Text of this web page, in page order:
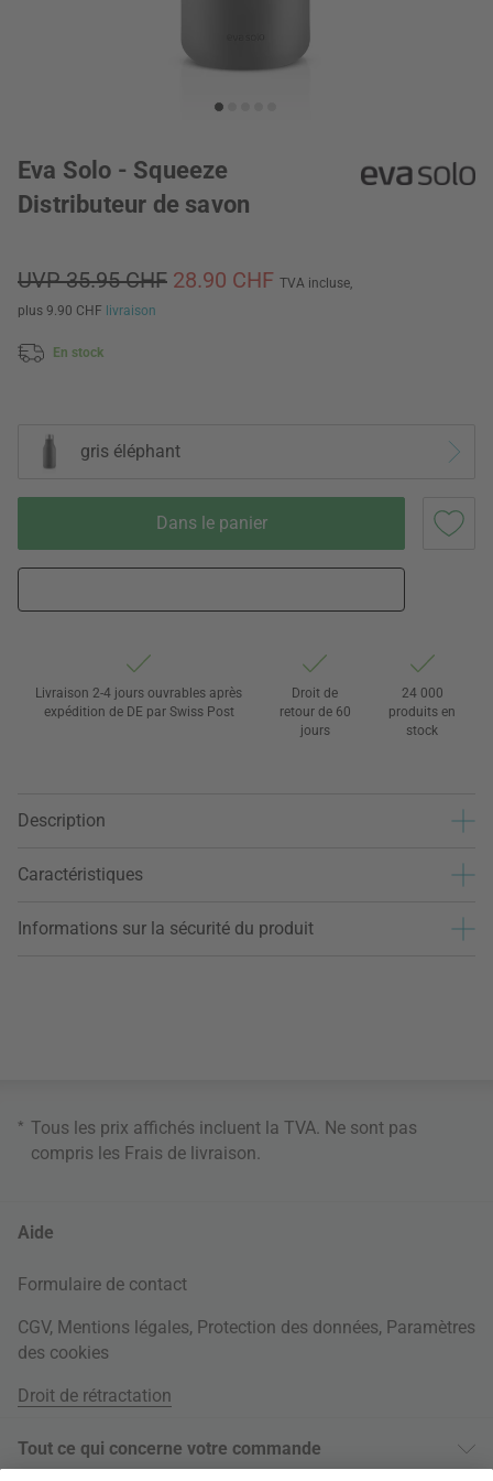
Eva Solo - Squeeze
Distributeur de savon
UVP 35.95 CHF 28.90 CHF TVA incluse,
plus 9.90 CHF livraison
En stock
gris éléphant
Dans le panier
Livraison 2-4 jours ouvrables après
expédition de DE par Swiss Post
Droit de
retour de 60
jours
24 000
produits en
stock
Description
Caractéristiques
Informations sur la sécurité du produit
* Tous les prix affichés incluent la TVA. Ne sont pas
compris les Frais de livraison
Aide
Formulaire de contact
CGV, Mentions légales, Protection des données, Paramètres
des cookies
Droit de rétractation
Tout ce qui concerne votre commande